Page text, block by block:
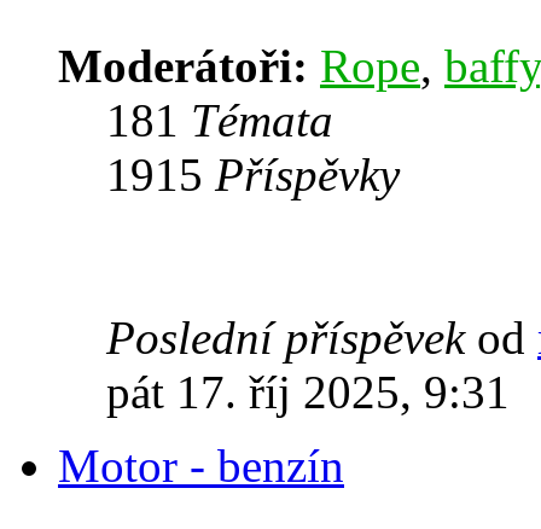
Moderátoři: Rope, baffy
181 Témata
1915 Příspěvky
Poslední příspěvekod
pát 17. říj 2025, 9:31
Motor - benzín